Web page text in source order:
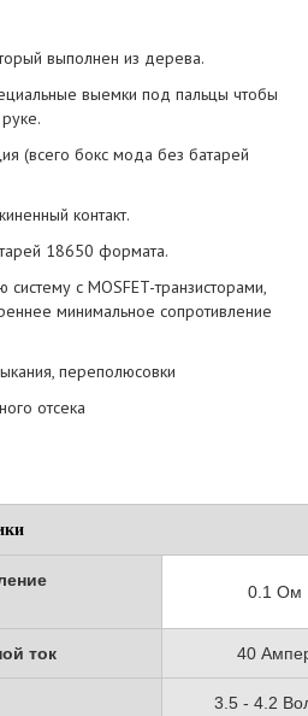
выполнен из дерева.
выемки под пальцы чтобы
(всего бокс мода без батарей
контакт.
18650 формата.
с MOSFET-транзисторами,
минимальное сопротивление
переполюсовки
отсека
0.1 Ом
ток 40
3.5 - 4.2